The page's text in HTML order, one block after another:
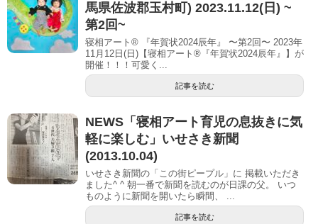
馬県佐波郡玉村町) 2023.11.12(日) ~
第2回~
寝相アート® 『年賀状2024辰年』 〜第2回〜 2023年
11月12日(日)【寝相アート®︎『年賀状2024辰年』】が
開催！！！可愛く...
記事を読む
NEWS「寝相アート育児の息抜きに気
軽に楽しむ」いせさき新聞
(2013.10.04)
いせさき新聞の「この街ピープル」に 掲載いただき
ました^ ^ 朝一番で新聞を読むのが日課の父。 いつ
ものように新聞を開いたら瞬間、 ...
記事を読む